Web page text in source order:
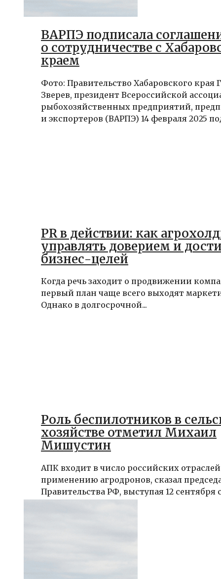
ВАРПЭ подписала
о сотрудничестве с
краем
Фото: Правительство Хабаровского края
Зверев, президент Всероссийской
рыбохозяйственных предприятий,
и экспортеров (ВАРПЭ) 14 февраля 2025
PR в действии: как
управлять доверием и
бизнес-целей
Когда речь заходит о продвижении
первый план чаще всего выходят
Однако в долгосрочной...
Роль беспилотников в
хозяйстве отметил Михаил
Мишустин
АПК входит в число российских
применению агродронов, сказал
Правительства РФ, выступая 12 сентября